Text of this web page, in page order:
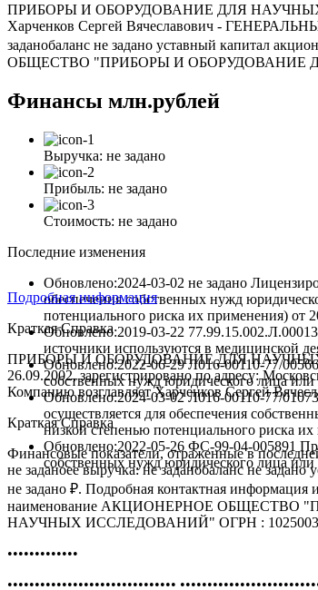
ПРИБОРЫ И ОБОРУДОВАНИЕ ДЛЯ НАУЧНЫХ
Харченков Сергей Вячеславович -
заданобаланс не задано уставный капитал
ОБЩЕСТВО "ПРИБОРЫ И ОБОРУДОВАНИЕ
Финансы млн.рублей
Выручка: не задано
Прибыль: не задано
Стоимость: не задано
Последние изменения
Обновлено:2024-03-02 не задано
обеспечения собственных нужд
потенциального риска их применения) от
Обновлено:2019-03-22
источники используются в медицинской
Обновлено:2022-06-29 Л016-00110-77/
собственных нужд юридического лица
Обновлено:2024-03-02 Л016-00110-77/
осуществляется для обеспечения
низкой степенью потенциального риска
Обновлено:2022-05-26 ФС-99-04-005891
собственных нужд юридического лица
Подробная информация
Краткая Справка
ПРИБОРЫ И ОБОРУДОВАНИЕ ДЛЯ
26.09.2002, зарегистрировано по адресу:
Компанию возглавляет Харченков Сергей
Краткая Справка
Финансовые показатели, отраженные в
не заданоее выручка: не заданобаланс не
не задано ₽. Подробная контактная информация
наименование АКЦИОНЕРНОЕ ОБЩЕСТВО
НАУЧНЫХ ИССЛЕДОВАНИЙ" ОГРН :
•••••••••••••
•••••••••••••••••••••••••••••••